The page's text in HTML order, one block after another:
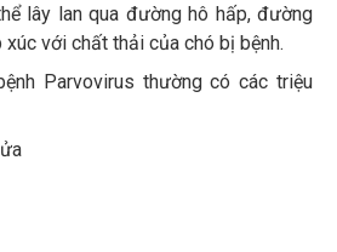
lây lan qua đường hô hấp, đường
với chất thải của chó bị bệnh.
Parvovirus thường có các triệu